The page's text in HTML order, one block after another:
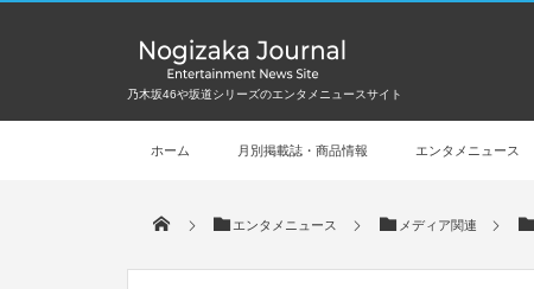
乃木坂46や坂道シリーズのエンタメニュースサイト
ホーム 月別掲載誌・商品情報 エンタメニュース
エンタメニュース メディア関連